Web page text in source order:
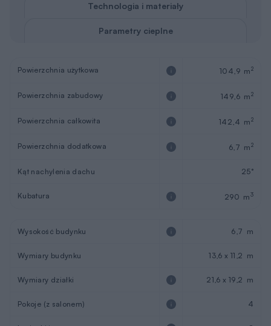
Technologia i materiały
Parametry cieplne
Powierzchnia użytkowa 104,9 m2
Powierzchnia zabudowy 149,6 m2
Powierzchnia całkowita 142,4 m2
Powierzchnia dodatkowa 6,7 m2
Kąt nachylenia dachu 25°
Kubatura 290 m3
Wysokość budynku 6,7 m
Wymiary budynku 13,6 x 11,2 m
Wymiary działki 21,6 x 19,2 m
Pokoje (z salonem) 4